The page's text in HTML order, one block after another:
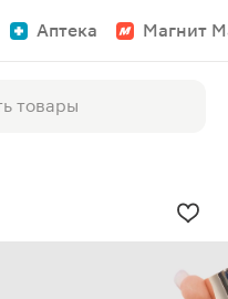
Аптека Магнит